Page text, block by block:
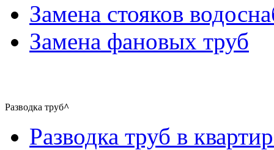
Замена стояков
Замена фановых труб
Разводка труб^
Разводка труб в